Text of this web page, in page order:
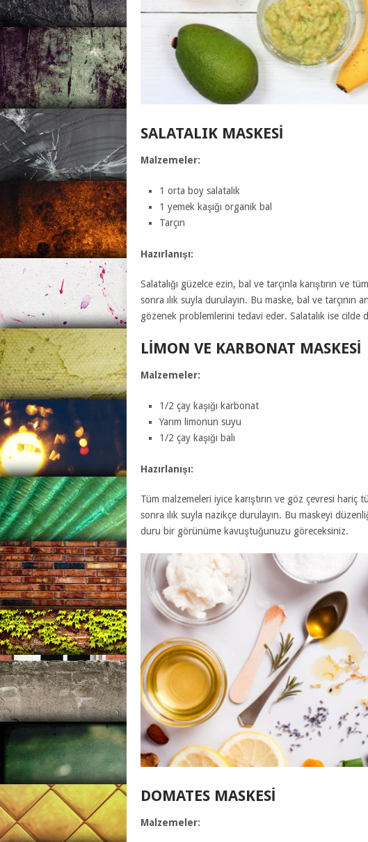
SALATALIK MASKESI
Malzemeler:
1 orta boy salatalık
1 yemek kaşığı organik bal
Tarçın
Hazırlanışı:
Salatalığı güzelce ezin, bal ve tarçınla karıştırın ve
sonra ılık suyla durulayın. Bu maske, bal ve
gözenek problemlerini tedavi eder. Salatalık ise cilde
LIMON VE KARBONAT MASKESI
Malzemeler:
1/2 çay kaşığı karbonat
Yarım limonun suyu
1/2 çay kaşığı balı
Hazırlanışı:
Tüm malzemeleri iyice karıştırın ve göz çevresi
sonra ılık suyla nazikçe durulayın. Bu maskeyi
duru bir görünüme kavuştuğunuzu göreceksiniz.
DOMATES MASKESI
Malzemeler: